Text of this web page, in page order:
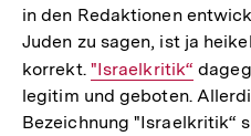
in den Redaktionen
Juden zu sagen, ist ja
korrekt. Interner
Link:
"Israelkritik“
legitim und geboten.
Bezeichnung "Israelkritik“